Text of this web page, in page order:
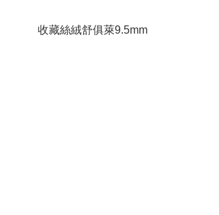
收藏絲絨舒俱萊9.5mm